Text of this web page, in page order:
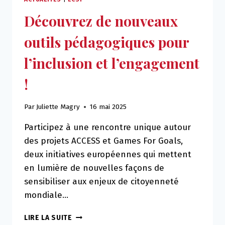
Découvrez de nouveaux
outils pédagogiques pour
l’inclusion et l’engagement
!
Par Juliette Magry 16 mai 2025
Participez à une rencontre unique autour
des projets ACCESS et Games For Goals,
deux initiatives européennes qui mettent
en lumière de nouvelles façons de
sensibiliser aux enjeux de citoyenneté
mondiale…
LIRE LA SUITE DÉCOUVREZ